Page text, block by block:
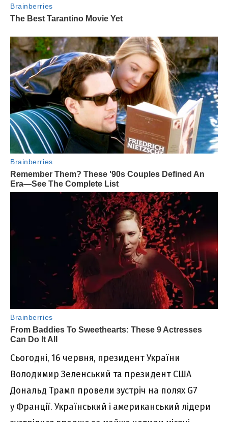
Сьогодні, 16 червня, президент України
Володимир Зеленський та президент США
Дональд Трамп провели зустріч на полях G7
у Франції. Український і американський лідери